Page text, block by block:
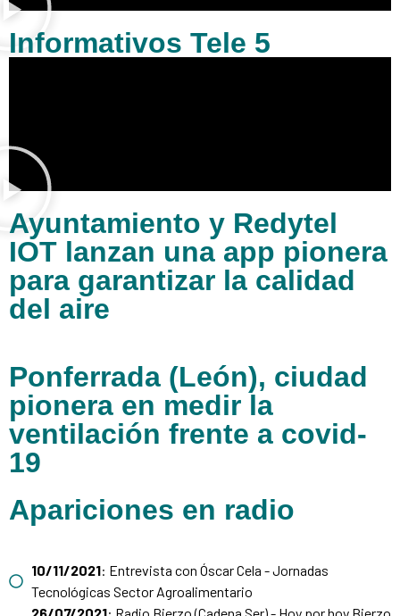
Informativos Tele 5
Ayuntamiento y Redytel
IOT lanzan una app pionera
para garantizar la calidad
del aire
Ponferrada (León), ciudad
pionera en medir la
ventilación frente a covid-
19
Apariciones en radio
10/11/2021: Entrevista con Óscar Cela - Jornadas
Tecnológicas Sector Agroalimentario